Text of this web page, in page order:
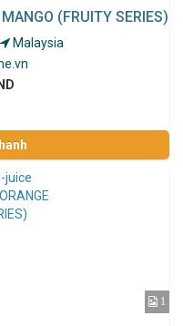
(FRUITY SERIES)
Malaysia
1